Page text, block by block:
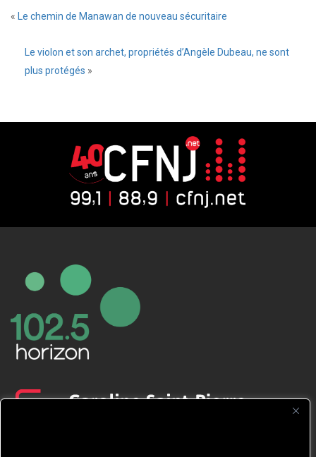
« Le chemin de Manawan de nouveau sécuritaire
Le violon et son archet, propriétés d’Angèle Dubeau, ne sont
plus protégés »